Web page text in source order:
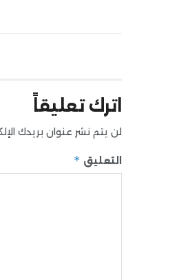
اترك تعليقاً
لن يتم نشر عنوان بريدك
التعليق *